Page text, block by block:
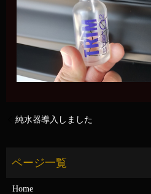
純水器導入しました
Home